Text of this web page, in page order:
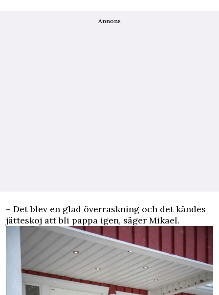
Annons
– Det blev en glad överraskning och det kändes
jätteskoj att bli pappa igen, säger Mikael.